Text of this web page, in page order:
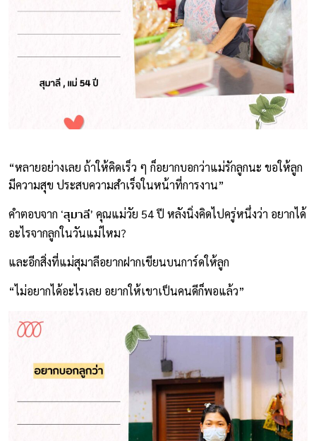
“หลายอย่างเลย ถ้าให้คิดเร็ว ๆ ก็อยากบอกว่าแม่รักลูกนะ ขอให้ลูก
มีความสุข ประสบความสำเร็จในหน้าที่การงาน”
คำตอบจาก ‘สุมาลี’ คุณแม่วัย 54 ปี หลังนิ่งคิดไปครู่หนึ่งว่า อยากได้
อะไรจากลูกในวันแม่ไหม?
และอีกสิ่งที่แม่สุมาลีอยากฝากเขียนบนการ์ดให้ลูก
“ไม่อยากได้อะไรเลย อยากให้เขาเป็นคนดีก็พอแล้ว”